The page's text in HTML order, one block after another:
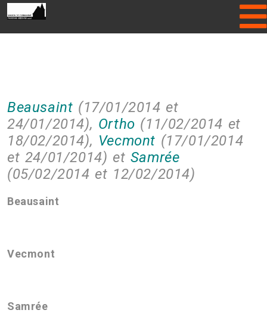
Please enter Gallery folder name or
Beausaint (17/01/2014 et
24/01/2014), Ortho (11/02/2014 et
18/02/2014), Vecmont (17/01/2014
et 24/01/2014) et Samrée
(05/02/2014 et 12/02/2014)
Beausaint
Vecmont
Samrée